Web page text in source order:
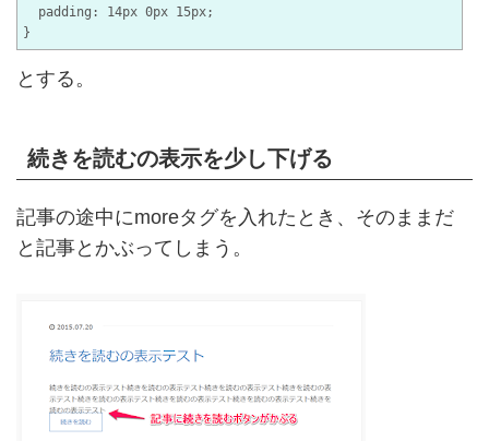
  padding: 14px 0px 15px;
とする。
続きを読むの表示を少し下げる
記事の途中にmoreタグを入れたとき、そのままだ
と記事とかぶってしまう。